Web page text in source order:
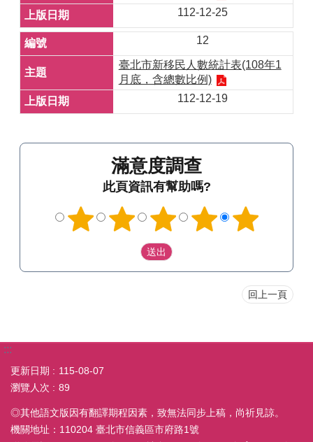
112-12-25
12
臺北市新移民人數統計表(108年1
月底，含總數比例)
112-12-19
滿意度調查
此頁資訊有幫助嗎?
回上一頁
:::
更新日期
115-08-07
瀏覽人次
89
◎其他語文版因有翻譯期程因素，致無法同步上稿，尚祈見諒。
機關地址：110204 臺北市信義區市府路1號